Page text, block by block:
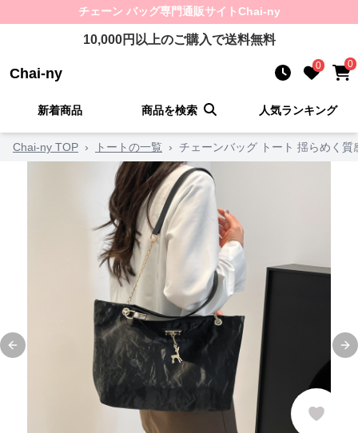
チェーン バッグ専門通販サイトChai-ny
10,000円以上のご購入で送料無料
Chai-ny 0 0
新着商品 商品を検索 人気ランキング
Chai-ny TOP › トートの一覧 › チェーンバッグ トート 揺らめく質
Previous slide